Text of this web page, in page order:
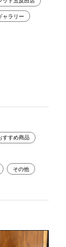
ャラリー
すすめ商品
その他